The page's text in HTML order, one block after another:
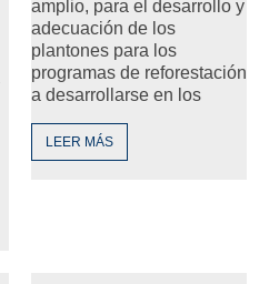
amplio, para el desarrollo y
adecuación de los
plantones para los
programas de reforestación
a desarrollarse en los
LEER MÁS